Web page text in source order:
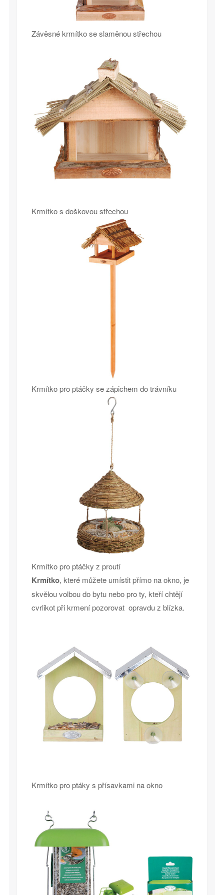
Závěsné krmítko se slaměnou střechou
Krmítko s doškovou střechou
Krmítko pro ptáčky se zápichem do trávníku
Krmítko pro ptáčky z proutí
Krmítko, které můžete umístit přímo na okno, je
skvělou volbou do bytu nebo pro ty, kteří chtějí
cvrlikot při krmení pozorovat opravdu z blízka.
Krmítko pro ptáky s přísavkami na okno